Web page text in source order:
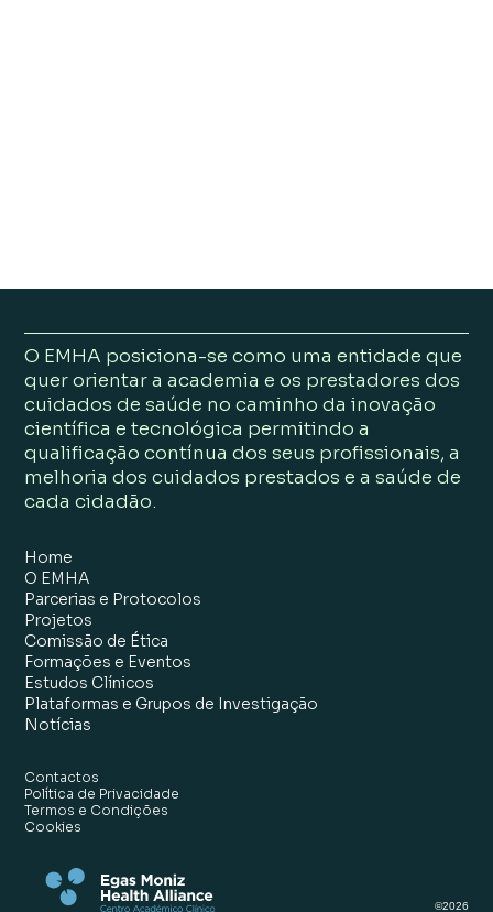
O EMHA posiciona-se como uma entidade que
quer orientar a academia e os prestadores dos
cuidados de saúde no caminho da inovação
científica e tecnológica permitindo a
qualificação contínua dos seus profissionais, a
melhoria dos cuidados prestados e a saúde de
cada cidadão.
Home
O EMHA
Parcerias e Protocolos
Projetos
Comissão de Ética
Formações e Eventos
Estudos Clínicos
Plataformas e Grupos de Investigação
Notícias
Contactos
Política de Privacidade
Termos e Condições
Cookies
©2026